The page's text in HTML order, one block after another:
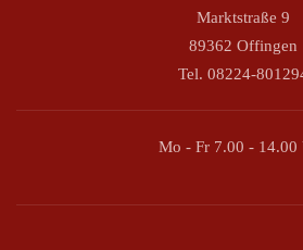
Marktstraße 9
89362 Offingen
Tel. 08224-
Mo - Fr 7.00 - 14.00